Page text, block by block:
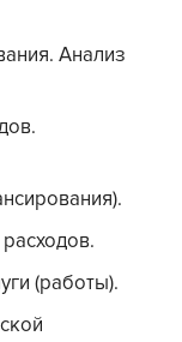
Анализ
(работы).